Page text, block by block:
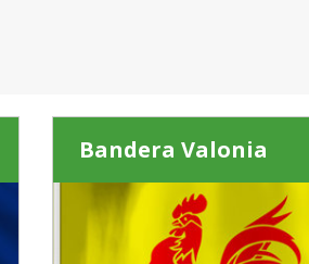
Bandera Valonia